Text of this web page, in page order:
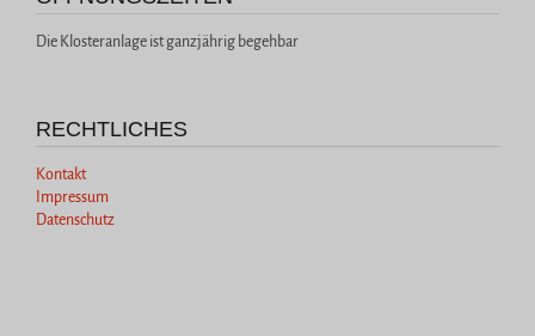
Die Klosteranlage ist ganzjährig begehbar
RECHTLICHES
Kontakt
Impressum
Datenschutz